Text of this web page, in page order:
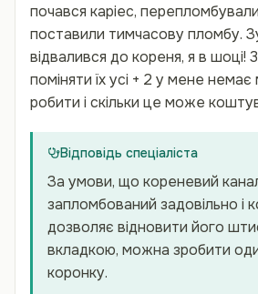
почався каріес,
поставили тимчасову пломбу.
відвалився до кореня, я в шоці!
поміняти їх усі + 2 у мене
робити і скільки це може
Відповідь спеціаліста
За умови, що кореневий
запломбований задовільно і
дозволяє відновити його
вкладкою, можна зробити
коронку.